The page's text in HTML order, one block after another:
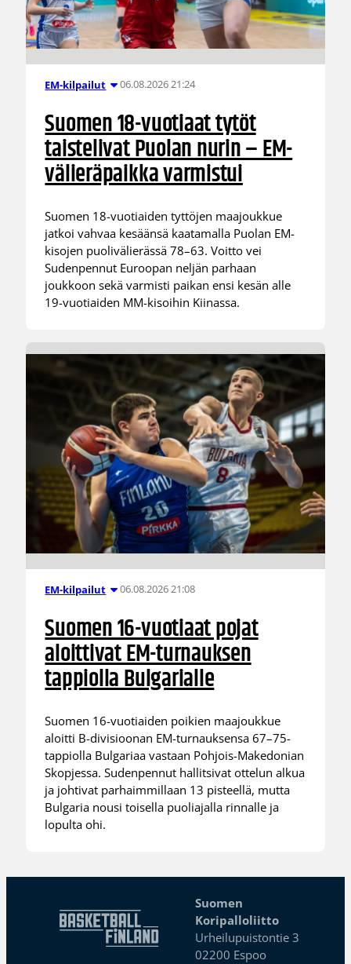
EM-kilpailut 06.08.2026 21:24
Suomen 18-vuotiaat tytöt
taistelivat Puolan nurin – EM-
välieräpaikka varmistui
Suomen 18-vuotiaiden tyttöjen maajoukkue
jatkoi vahvaa kesäänsä kaatamalla Puolan EM-
kisojen puolivälierässä 78–63. Voitto vei
Sudenpennut Euroopan neljän parhaan
joukkoon sekä varmisti paikan ensi kesän alle
19-vuotiaiden MM-kisoihin Kiinassa.
EM-kilpailut 06.08.2026 21:08
Suomen 16-vuotiaat pojat
aloittivat EM-turnauksen
tappiolla Bulgarialle
Suomen 16-vuotiaiden poikien maajoukkue
aloitti B-divisioonan EM-turnauksensa 67–75-
tappiolla Bulgariaa vastaan Pohjois-Makedonian
Skopjessa. Sudenpennut hallitsivat ottelun alkua
ja johtivat parhaimmillaan 13 pisteellä, mutta
Bulgaria nousi toisella puoliajalla rinnalle ja
lopulta ohi.
Suomen
Koripalloliitto
Urheilupuistontie 3
02200 Espoo